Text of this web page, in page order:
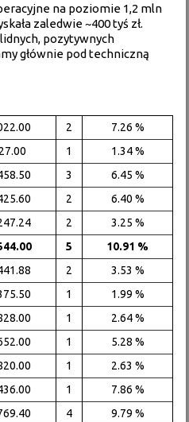
na poziomie 1,2 mln
zaledwie ~400 tyś zł.
pozytywnych
głównie pod techniczną
2
7.26 %
1
1.34 %
3
6.45 %
2
6.40 %
2
3.25 %
5
10.91 %
2
3.53 %
1
1.99 %
1
2.64 %
1
5.28 %
1
2.63 %
1
7.86 %
4
9.79 %